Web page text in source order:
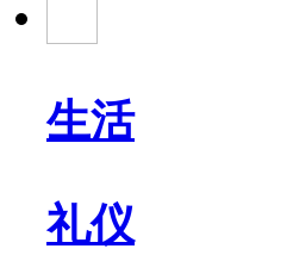
生活
礼仪